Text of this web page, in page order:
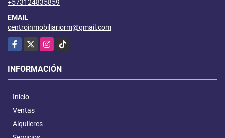
+573124835859
EMAIL
centroinmobiliariorm@gmail.com
Facebook
X Instagram
TikTok
INFORMACIÓN
Inicio
Ventas
Alquileres